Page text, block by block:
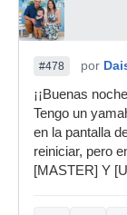
#478 por
¡¡Buenas
Tengo un
en la pantalla
reiniciar, pero
[MASTER] Y